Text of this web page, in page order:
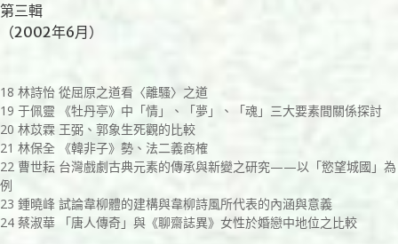
第三輯
（2002年6月）
18 林詩怡 從屈原之道看〈離騷〉之道
19 于佩靈 《牡丹亭》中「情」、「夢」、「魂」三大要素間關係探討
20 林苡霖 王弼、郭象生死觀的比較
21 林保全 《韓非子》勢、法二義商榷
22 曹世耘 台灣戲劇古典元素的傳承與新變之研究——以「慾望城國」為
例
23 鍾曉峰 試論韋柳體的建構與韋柳詩風所代表的內涵與意義
24 蔡淑華 「唐人傳奇」與《聊齋誌異》女性於婚戀中地位之比較